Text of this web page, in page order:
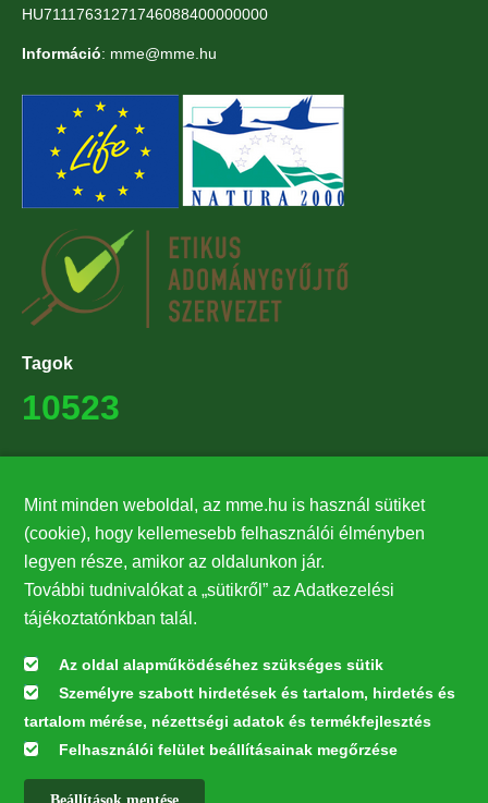
HU71117631271746088400000000
Információ: mme@mme.hu
Tagok
10523
27224
Hírlevél feliratkozás
Értesüljön elsőként legfrissebb híreinkről, eseményeinkről!
Feliratkozás
Mint minden weboldal, az mme.hu is használ sütiket
(cookie), hogy kellemesebb felhasználói élményben
legyen része, amikor az oldalunkon jár.
További tudnivalókat a „sütikről” az Adatkezelési
tájékoztatónkban talál.
Az oldal alapműködéséhez szükséges sütik
Személyre szabott hirdetések és tartalom, hirdetés és
tartalom mérése, nézettségi adatok és termékfejlesztés
Felhasználói felület beállításainak megőrzése